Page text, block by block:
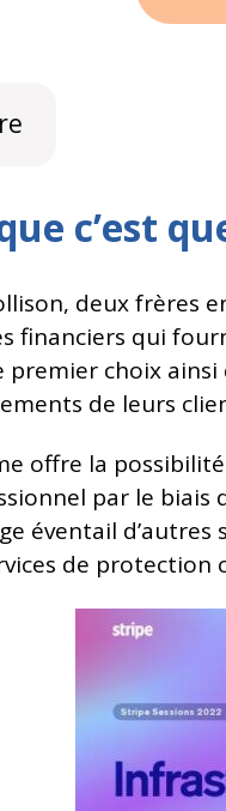
c’est
deux frères
financiers qui
premier choix
de leurs
offre la
par le biais
éventail
de protection